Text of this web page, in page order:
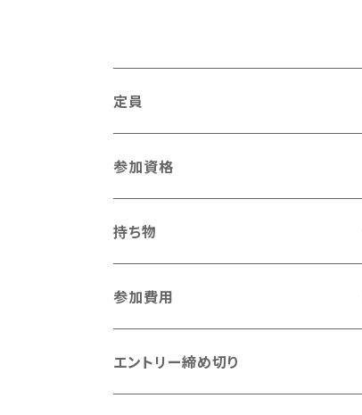
定員
参加資格
持ち物
参加費用
エントリー締め切り